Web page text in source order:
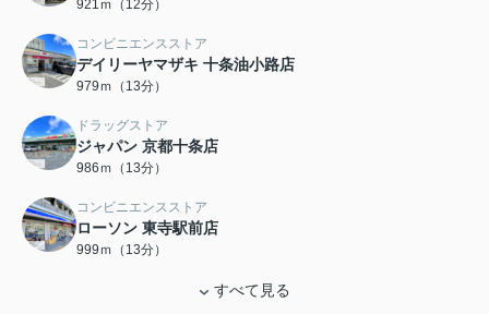
921ｍ（12分）
コンビニエンスストア
デイリーヤマザキ 十条油小路店
979ｍ（13分）
ドラッグストア
ジャパン 京都十条店
986ｍ（13分）
コンビニエンスストア
ローソン 東寺駅前店
999ｍ（13分）
すべて見る